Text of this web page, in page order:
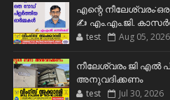
എന്റെ
✍️ എം.എം.ജി.
test Aug 05, 2026
നീലേശ്വരം ജി എൽ
അനുവദിക്കണം
test Jul 30, 2026